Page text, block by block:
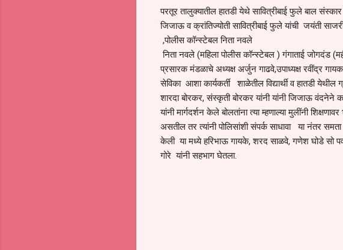
परतूर तालुक्यातील हातडी येथे सावित्रीबाई फुले बाल
जिजाऊ व क्रांतिज्योती सावित्रीबाई फुले यांची जयंती
,पोलीस कॉन्स्टेबल निता नवले
निता नवले (महिला पोलीस कॉन्स्टेबल ) गंगाताई जोगदंड
प्रसारक मंडळाचे अध्यक्ष अर्जुन गाढवे,उपाध्यक्ष रवींद्र
सेविका आशा कार्यकर्ती शाळेतील विद्यार्थी व हातडी
शारदा बोरकर, संस्कृती बोरकर यांनी यांनी जिजाऊ वंदनेने
यांनी मार्गदर्शन केले बोलतांना त्या म्हणाल्या मुलींनी
असतील तर त्यांनी पोलिसांशी संपर्क साधावा या नंतर
केली या मध्ये हरिभाऊ गायके, शरद साळवे, गणेश घोडे सो
गोरे यांनी सहभाग घेतला.